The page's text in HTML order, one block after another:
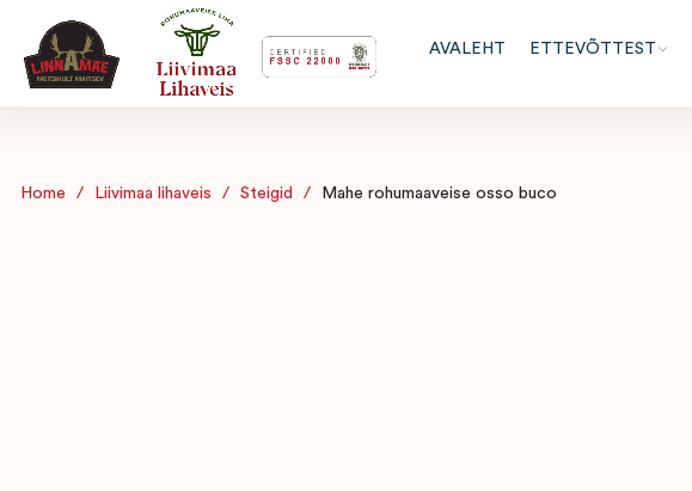
AVALEHT ETTEVÕTTEST
Home / Liivimaa lihaveis / Steigid / Mahe rohumaaveise osso buco